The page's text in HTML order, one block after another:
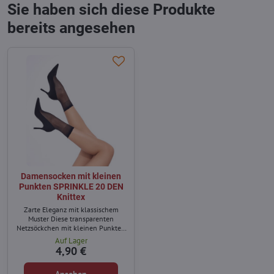
Sie haben sich diese Produkte
bereits angesehen
Damensocken mit kleinen
Punkten SPRINKLE 20 DEN
Knittex
Zarte Eleganz mit klassischem
Muster Diese transparenten
Netzsöckchen mit kleinen Punkten
sind die perfekte Wahl für
stilbewusste Frauen. Das klassische
Punktmuster wirkt feminin und
elegant und lässt sich vielseitig
Auf Lager
4,90 €